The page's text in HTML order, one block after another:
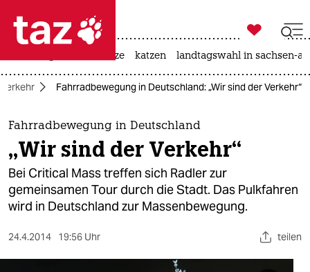
 taz zahl ich
taz zahl ich
themen
politik
öko

taz zahl ich
hitze katzen landtagswahl in sachsen-
Verkehr Fahrradbewegung in Deutschland: „Wir sind der Verkehr“
Fahrradbewegung in Deutschland
„Wir sind der Verkehr“
Bei Critical Mass treffen sich Radler zur
gemeinsamen Tour durch die Stadt. Das Pulkfahren
wird in Deutschland zur Massenbewegung.
24.4.2014 19:56 Uhr teilen